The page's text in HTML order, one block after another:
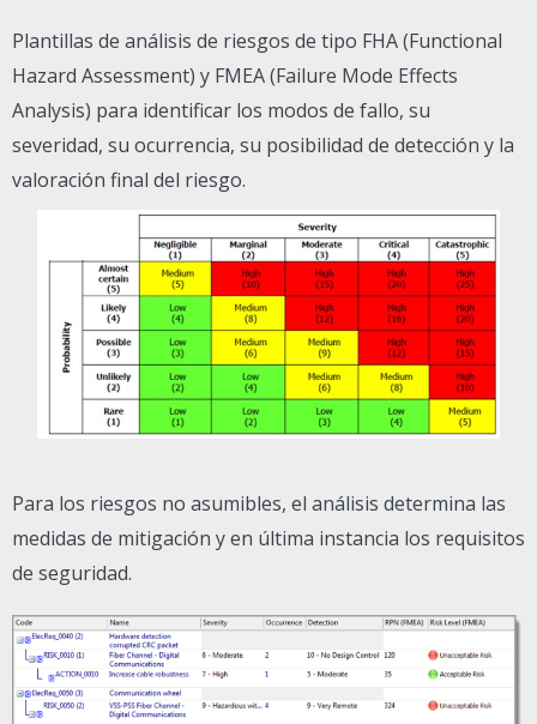
Plantillas de análisis de riesgos de tipo FHA (Functional
Hazard Assessment) y FMEA (Failure Mode Effects
Analysis) para identificar los modos de fallo, su
severidad, su ocurrencia, su posibilidad de detección y la
valoración final del riesgo.
Para los riesgos no asumibles, el análisis determina las
medidas de mitigación y en última instancia los requisitos
de seguridad.